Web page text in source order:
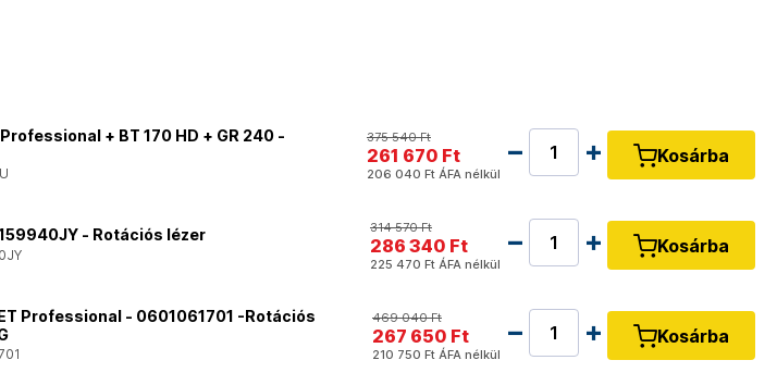
+ BT 170 HD + GR 240 -
375 540 Ft
261 670 Ft
206 040 Ft ÁFA nélkül
Kosárba
- Rotációs lézer 314 570 Ft
286 340 Ft
225 470 Ft ÁFA nélkül
Kosárba
Professional - 0601061701 -Rotációs
469 040 Ft
267 650 Ft
210 750 Ft ÁFA nélkül
Kosárba